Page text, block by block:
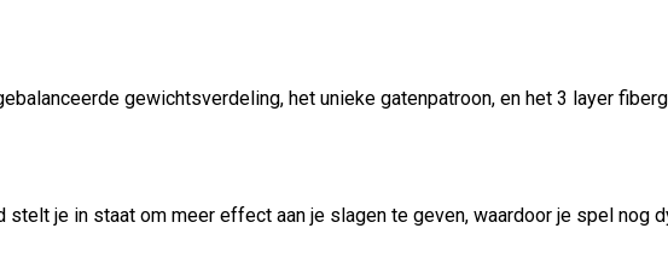
gewichtsverdeling, het unieke gatenpatroon, en het 3 layer
stelt je in staat om meer effect aan je slagen te geven, waardoor je spel nog